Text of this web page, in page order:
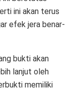
ini akan terus
efek jera benar-
bukti akan
lanjut oleh
memiliki